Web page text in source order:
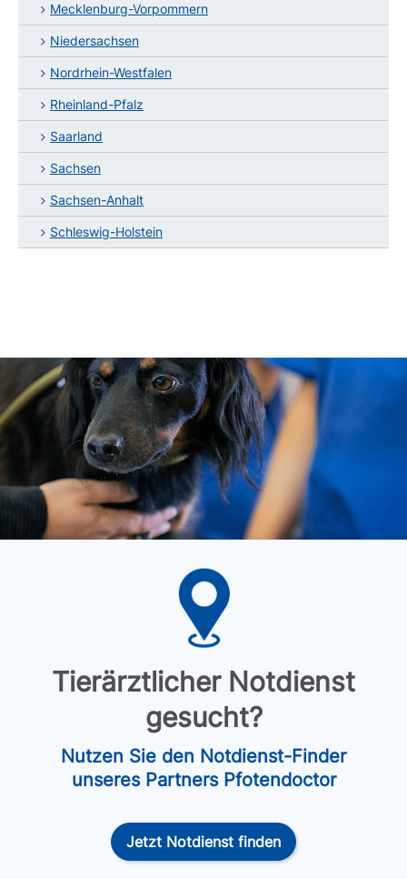
Mecklenburg-Vorpommern
Niedersachsen
Nordrhein-Westfalen
Rheinland-Pfalz
Saarland
Sachsen
Sachsen-Anhalt
Schleswig-Holstein
Tierärztlicher Notdienst
gesucht?
Nutzen Sie den Notdienst-Finder
unseres Partners Pfotendoctor
Jetzt Notdienst finden